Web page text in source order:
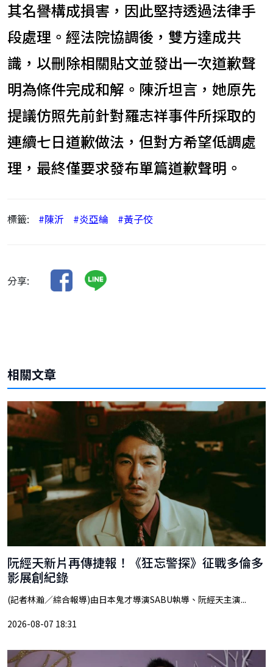
其名譽構成損害，因此堅持透過法律手
段處理。經法院協調後，雙方達成共
識，以刪除相關貼文並發出一次道歉聲
明為條件完成和解。陳沂坦言，她原先
提議仿照先前針對羅志祥事件所採取的
連續七日道歉做法，但對方希望低調處
理，最終僅要求發布單篇道歉聲明。
標籤: #陳沂 #炎亞綸 #黃子佼
分享:
相關文章
阮經天新片再傳捷報！《狂忘警探》征戰多倫多
影展創紀錄
(記者林瀚／綜合報導)由日本鬼才導演SABU執導、阮經天主演...
2026-08-07 18:31